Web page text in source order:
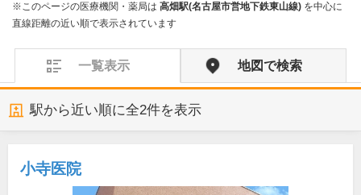
※このページの医療機関・薬局は 高畑駅(名古屋市営地下鉄東山線) を中心に
直線距離の近い順で表示されています
一覧表示 地図で検索
駅から近い順に全2件を表示
小寺医院